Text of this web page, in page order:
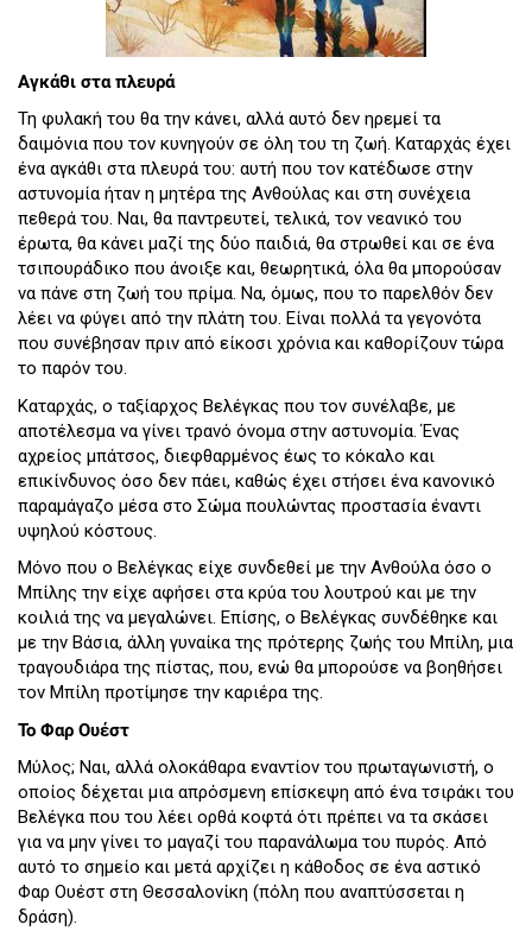
Αγκάθι στα πλευρά
Τη φυλακή του θα την κάνει, αλλά αυτό δεν ηρεμεί τα
δαιμόνια που τον κυνηγούν σε όλη του τη ζωή. Καταρχάς έχει
ένα αγκάθι στα πλευρά του: αυτή που τον κατέδωσε στην
αστυνομία ήταν η μητέρα της Ανθούλας και στη συνέχεια
πεθερά του. Ναι, θα παντρευτεί, τελικά, τον νεανικό του
έρωτα, θα κάνει μαζί της δύο παιδιά, θα στρωθεί και σε ένα
τσιπουράδικο που άνοιξε και, θεωρητικά, όλα θα μπορούσαν
να πάνε στη ζωή του πρίμα. Να, όμως, που το παρελθόν δεν
λέει να φύγει από την πλάτη του. Είναι πολλά τα γεγονότα
που συνέβησαν πριν από είκοσι χρόνια και καθορίζουν τώρα
το παρόν του.
Καταρχάς, ο ταξίαρχος Βελέγκας που τον συνέλαβε, με
αποτέλεσμα να γίνει τρανό όνομα στην αστυνομία. Ένας
αχρείος μπάτσος, διεφθαρμένος έως το κόκαλο και
επικίνδυνος όσο δεν πάει, καθώς έχει στήσει ένα κανονικό
παραμάγαζο μέσα στο Σώμα πουλώντας προστασία έναντι
υψηλού κόστους.
Μόνο που ο Βελέγκας είχε συνδεθεί με την Ανθούλα όσο ο
Μπίλης την είχε αφήσει στα κρύα του λουτρού και με την
κοιλιά της να μεγαλώνει. Επίσης, ο Βελέγκας συνδέθηκε και
με την Βάσια, άλλη γυναίκα της πρότερης ζωής του Μπίλη, μια
τραγουδιάρα της πίστας, που, ενώ θα μπορούσε να βοηθήσει
τον Μπίλη προτίμησε την καριέρα της.
Το Φαρ Ουέστ
Μύλος; Ναι, αλλά ολοκάθαρα εναντίον του πρωταγωνιστή, ο
οποίος δέχεται μια απρόσμενη επίσκεψη από ένα τσιράκι του
Βελέγκα που του λέει ορθά κοφτά ότι πρέπει να τα σκάσει
για να μην γίνει το μαγαζί του παρανάλωμα του πυρός. Από
αυτό το σημείο και μετά αρχίζει η κάθοδος σε ένα αστικό
Φαρ Ουέστ στη Θεσσαλονίκη (πόλη που αναπτύσσεται η
δράση).